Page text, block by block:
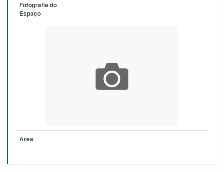
Fotografia do
Espaço
Àrea